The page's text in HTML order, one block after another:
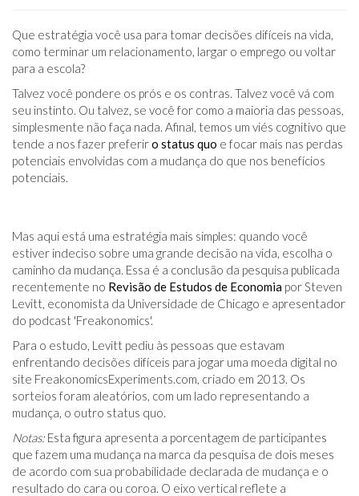
Que estratégia você usa para tomar decisões difíceis na vida,
como terminar um relacionamento, largar o emprego ou voltar
para a escola?
Talvez você pondere os prós e os contras. Talvez você vá com
seu instinto. Ou talvez, se você for como a maioria das pessoas,
simplesmente não faça nada. Afinal, temos um viés cognitivo que
tende a nos fazer preferiro status quo e focar mais nas perdas
potenciais envolvidas com a mudança do que nos benefícios
potenciais.
Mas aqui está uma estratégia mais simples: quando você
estiver indeciso sobre uma grande decisão na vida, escolha o
caminho da mudança. Essa é a conclusão da pesquisa publicada
recentemente no Revisão de Estudos de Economia por Steven
Levitt, economista da Universidade de Chicago e apresentador
do podcast 'Freakonomics'.
Para o estudo, Levitt pediu às pessoas que estavam
enfrentando decisões difíceis para jogar uma moeda digital no
site FreakonomicsExperiments.com, criado em 2013. Os
sorteios foram aleatórios, com um lado representando a
mudança, o outro status quo.
Notas: Esta figura apresenta a porcentagem de participantes
que fazem uma mudança na marca da pesquisa de dois meses
de acordo com sua probabilidade declarada de mudança e o
resultado do cara ou coroa. O eixo vertical reflete a